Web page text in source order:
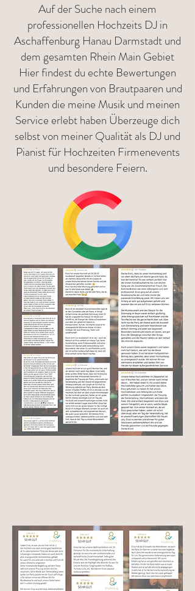
Auf der Suche nach einem
professionellen Hochzeits DJ in
Aschaffenburg Hanau Darmstadt und
dem gesamten Rhein Main Gebiet
Hier findest du echte Bewertungen
und Erfahrungen von Brautpaaren und
Kunden die meine Musik und meinen
Service erlebt haben Überzeuge dich
selbst von meiner Qualität als DJ und
Pianist für Hochzeiten Firmenevents
und besondere Feiern.